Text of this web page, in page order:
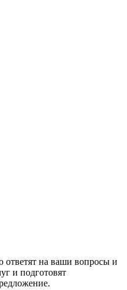
на ваши вопросы и
и подготовят